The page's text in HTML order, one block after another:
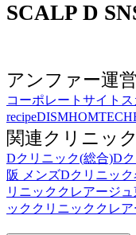
SCALP D
アンファー運
コーポレートサイト
recipeDISMHOMTECH
関連クリニック
Dクリニック(総合)D
阪 メンズDクリニック
リニック クレアージ
ッククリニック クレ